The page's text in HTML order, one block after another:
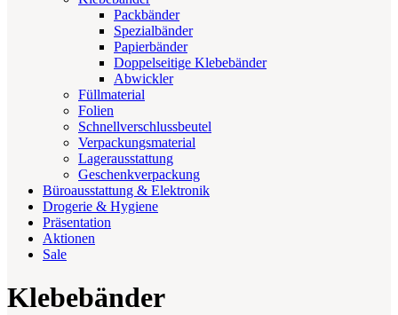
Packbänder
Spezialbänder
Papierbänder
Doppelseitige Klebebänder
Abwickler
Füllmaterial
Folien
Schnellverschlussbeutel
Verpackungsmaterial
Lagerausstattung
Geschenkverpackung
Büroausstattung & Elektronik
Drogerie & Hygiene
Präsentation
Aktionen
Sale
Klebebänder